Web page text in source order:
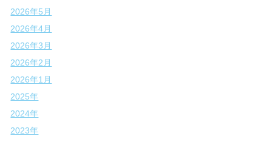
2026年5月
2026年4月
2026年3月
2026年2月
2026年1月
2025年
2024年
2023年